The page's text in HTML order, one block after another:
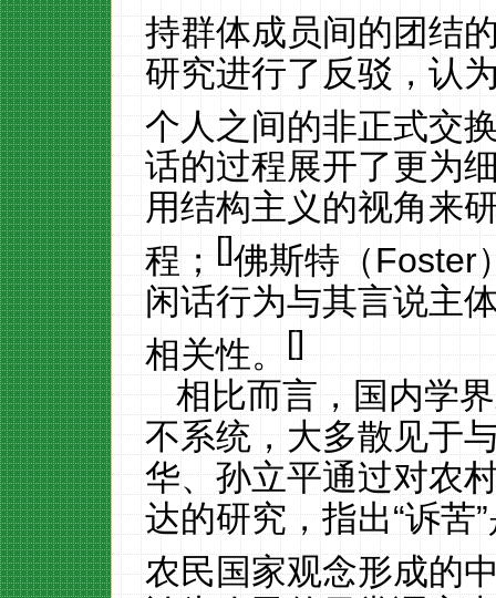
持群体成员间的团结
研究进行了反驳，认
个人之间的非正式交
话的过程展开了更为
用结构主义的视角来
程；[]佛斯特（Foster
闲话行为与其言说主
相关性。[]
相比而言，国内学
不系统，大多散见于
华、孙立平通过对农
达的研究，指出“诉苦
农民国家观念形成的